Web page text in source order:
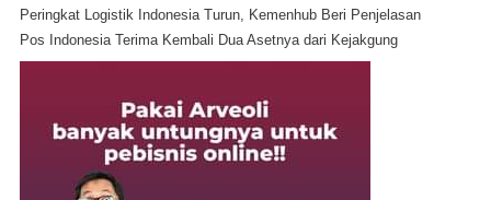
Peringkat Logistik Indonesia Turun, Kemenhub Beri Penjelasan
Pos Indonesia Terima Kembali Dua Asetnya dari Kejakgung